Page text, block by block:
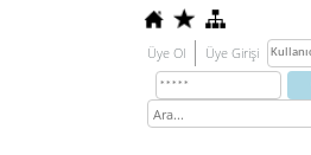
Üye Ol Üye Girişi